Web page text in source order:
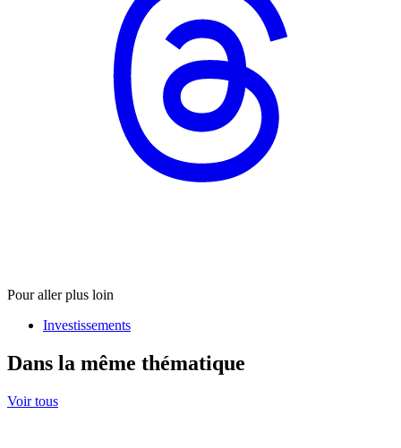
Pour aller plus loin
Investissements
Dans la même thématique
Voir tous